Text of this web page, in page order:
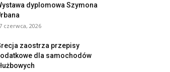
dyplomowa Szymona
czerwca, 2026
zaostrza przepisy
dla samochodów